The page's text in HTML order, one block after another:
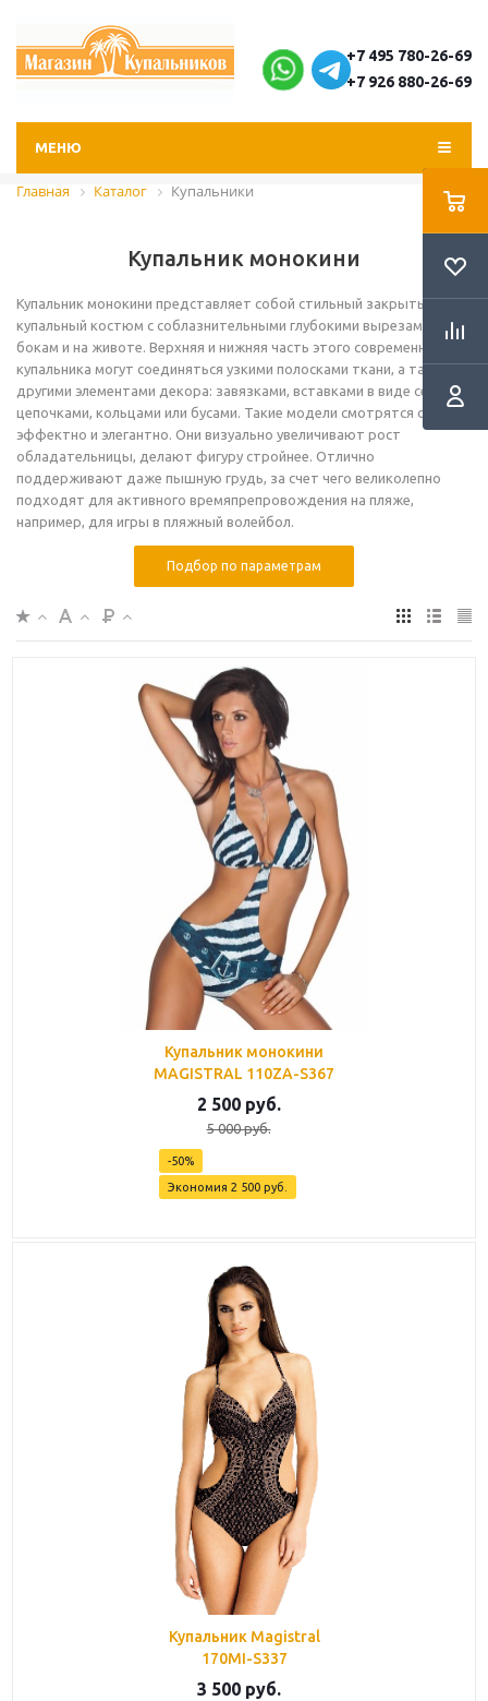
+7 495 780-26-69
+7 926 880-26-69
МЕНЮ
Главная Каталог Купальники
Купальник монокини
Купальник монокини представляет собой стильный закрытый
купальный костюм с соблазнительными глубокими вырезами по
бокам и на животе. Верхняя и нижняя часть этого современного
купальника могут соединяться узкими полосками ткани, а также
другими элементами декора: завязками, вставками в виде сеток,
цепочками, кольцами или бусами. Такие модели смотрятся очень
эффектно и элегантно. Они визуально увеличивают рост
обладательницы, делают фигуру стройнее. Отлично
поддерживают даже пышную грудь, за счет чего великолепно
подходят для активного времяпрепровождения на пляже,
например, для игры в пляжный волейбол.
Подбор по параметрам
Купальник монокини
MAGISTRAL 110ZA-S367
2 500руб.
5 000руб.
-50%
Экономия 2 500руб.
Купальник Magistral
170MI-S337
3 500руб.